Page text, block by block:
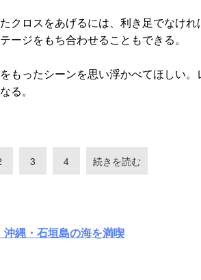
ロスをあげるには、利き足でなけ
ジをもち合わせることもできる。
ったシーンを思い浮かべてほしい
る。
3 4 続きを読む
縄・石垣島の海を満喫